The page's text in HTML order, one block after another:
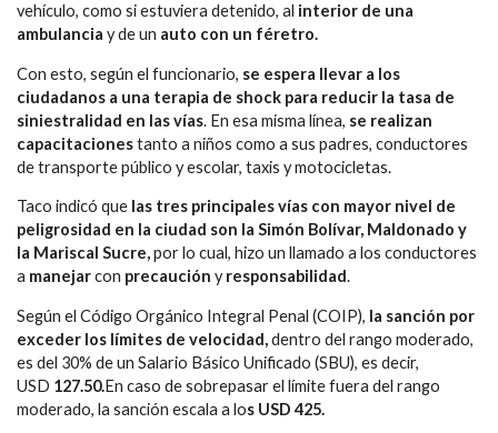
vehículo, como si estuviera detenido, al interior de una
ambulancia y de un auto con un féretro.
Con esto, según el funcionario, se espera llevar a los
ciudadanos a una terapia de shock para reducir la tasa de
siniestralidad en las vías. En esa misma línea, se realizan
capacitacionestanto a niños como a sus padres, conductores
de transporte público y escolar, taxis y motocicletas.
Taco indicó que las tres principales vías con mayor nivel de
peligrosidad en la ciudad son la Simón Bolívar, Maldonado y
la Mariscal Sucre,por lo cual, hizo un llamado a los conductores
a manejarcon precaución yresponsabilidad.
Según el Código Orgánico Integral Penal (COIP), la sanción por
exceder los límites de velocidad,dentro del rango moderado,
es del 30% de un Salario Básico Unificado (SBU), es decir,
USD 127.50.En caso de sobrepasar el límite fuera del rango
moderado, la sanción escala a los USD 425.